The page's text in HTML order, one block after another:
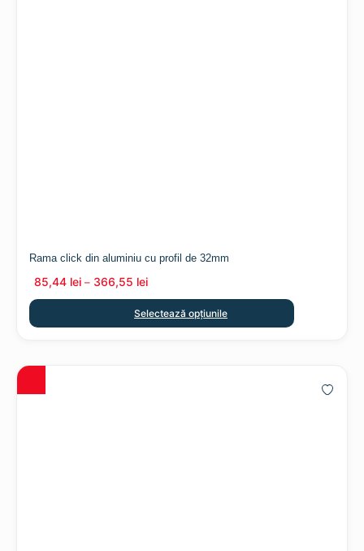
Rama click din aluminiu cu profil de 32mm
85,44 lei – 366,55 lei
Selectează opțiunile